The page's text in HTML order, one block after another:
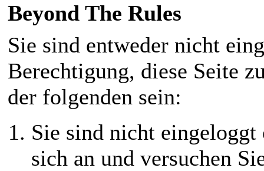
Beyond The Rules
Sie sind entweder nicht
Berechtigung, diese Seite
der folgenden sein:
Sie sind nicht
sich an und versuchen